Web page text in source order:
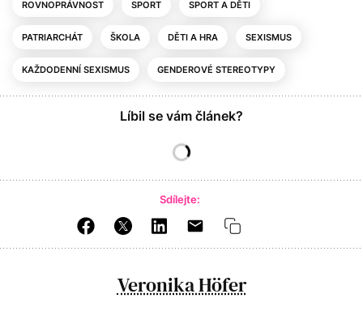
ROVNOPRÁVNOST SPORT SPORT A DĚTI
PATRIARCHÁT ŠKOLA DĚTI A HRA SEXISMUS
KAŽDODENNÍ SEXISMUS GENDEROVÉ STEREOTYPY
Líbil se vám článek?
Sdílejte:
Veronika Höfer